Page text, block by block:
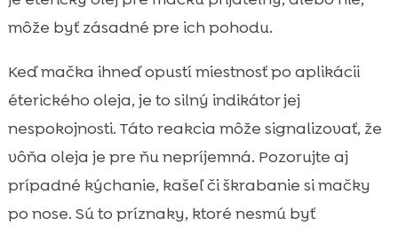
môže byť zásadné pre ich pohodu.
Keď mačka ihneď opustí miestnosť po aplikácii
éterického oleja, je to silný indikátor jej
nespokojnosti. Táto reakcia môže signalizovať, že
vôňa oleja je pre ňu nepríjemná. Pozorujte aj
prípadné kýchanie, kašeľ či škrabanie si mačky
po nose. Sú to príznaky, ktoré nesmú byť